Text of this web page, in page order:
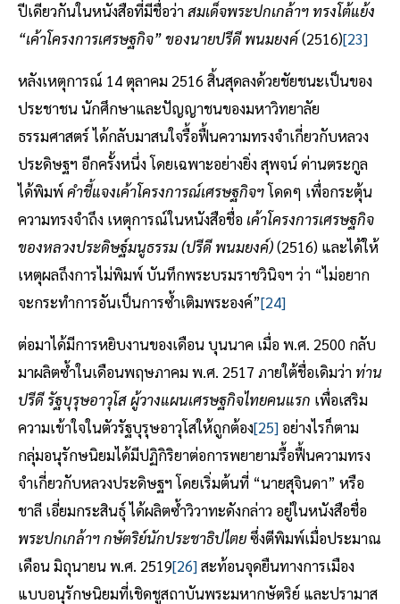
ปีเดียวกันในหนังสือที่มีชื่อว่าสมเด็จพระปกเกล้าฯ ทรงโต้แย้ง
“เค้าโครงการเศรษฐกิจ” ของนายปรีดี พนมยงค์(2516)[23]
หลังเหตุการณ์ 14 ตุลาคม 2516 สิ้นสุดลงด้วยชัยชนะเป็นของ
ประชาชน นักศึกษาและปัญญาชนของมหาวิทยาลัย
ธรรมศาสตร์ ได้กลับมาสนใจรื้อฟื้นความทรงจำเกี่ยวกับหลวง
ประดิษฐฯ อีกครั้งหนึ่ง โดยเฉพาะอย่างยิ่ง สุพจน์ ด่านตระกูล
ได้พิมพ์ คำชี้แจงเค้าโครงการณ์เศรษฐกิจฯโดดๆ เพื่อกระตุ้น
ความทรงจำถึง เหตุการณ์ในหนังสือชื่อเค้าโครงการเศรษฐกิจ
ของหลวงประดิษฐ์มนูธรรม (ปรีดี พนมยงค์)(2516) และได้ให้
เหตุผลถึงการไม่พิมพ์ บันทึกพระบรมราชวินิจฯ ว่า “ไม่อยาก
จะกระทำการอันเป็นการซ้ำเติมพระองค์”[24]
ต่อมาได้มีการหยิบงานของเดือน บุนนาค เมื่อ พ.ศ. 2500 กลับ
มาผลิตซ้ำในเดือนพฤษภาคม พ.ศ. 2517 ภายใต้ชื่อเดิมว่า ท่าน
ปรีดี รัฐบุรุษอาวุโส ผู้วางแผนเศรษฐกิจไทยคนแรก เพื่อเสริม
ความเข้าใจในตัวรัฐบุรุษอาวุโสให้ถูกต้อง[25] อย่างไรก็ตาม
กลุ่มอนุรักษนิยมได้มีปฏิกิริยาต่อการพยายามรื้อฟื้นความทรง
จำเกี่ยวกับหลวงประดิษฐฯ โดยเริ่มต้นที่ “นายสุจินดา” หรือ
ชาลี เอี่ยมกระสินธุ์ ได้ผลิตซ้ำวิวาทะดังกล่าว อยู่ในหนังสือชื่อ
พระปกเกล้าฯ กษัตริย์นักประชาธิปไตยซึ่งตีพิมพ์เมื่อประมาณ
เดือน มิถุนายน พ.ศ. 2519[26]สะท้อนจุดยืนทางการเมือง
แบบอนุรักษนิยมที่เชิดชูสถาบันพระมหากษัตริย์ และปรามาส